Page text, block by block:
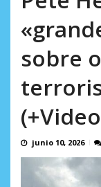
sobre
junio 10, 2026